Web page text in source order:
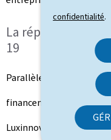
confidentialité.
La réponse du
19
Parallèlement aux
financements mis en
Luxinnovation a